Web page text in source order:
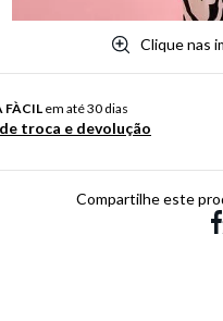
Clique nas
FÀCILem até 30 dias
troca e devolução
Compartilhe este